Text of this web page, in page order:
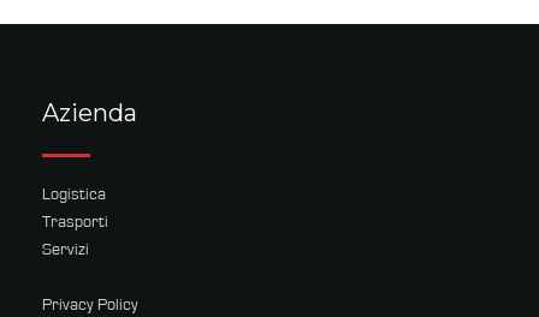
Azienda
Logistica
Trasporti
Servizi
Privacy Policy